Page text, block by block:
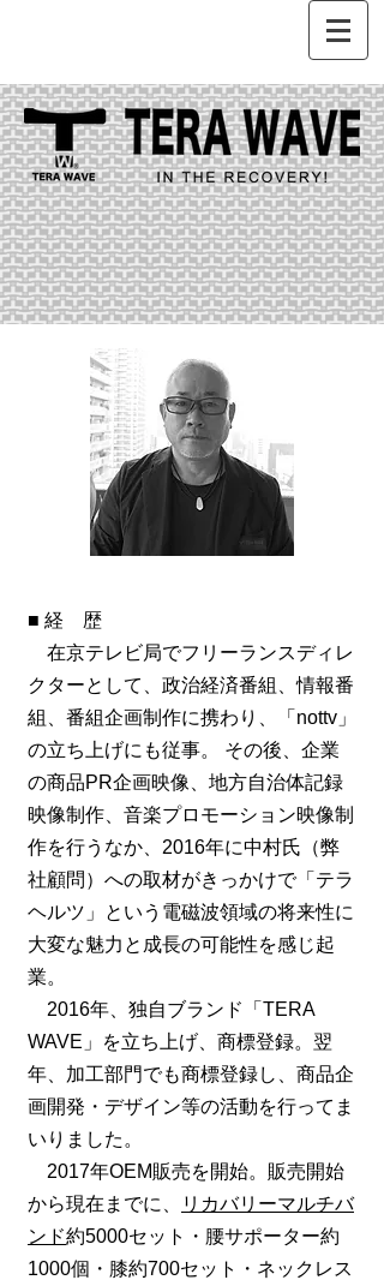
■ 経 歴
在京テレビ局でフリーランスディレ
クターとして、政治経済番組、情報番
組、番組企画制作に携わり、「nottv」
の立ち上げにも従事。 その後、企業
の商品PR企画映像、地方自治体記録
映像制作、音楽プロモーション映像制
作を行うなか、2016年に中村氏（弊
社顧問）への取材がきっかけで「 テラ
ヘルツ」という電磁波領域の将来性に
大変な魅力と成長の可能性を感じ起
業。
2016年、独自ブランド「TERA
WAVE」
を立ち上げ、商標登録。翌
年、加工部門でも商標登録し、商品企
画開発・デザイン等の活動を行ってま
いりました。
2017年OEM販売を開始。 販売開始
から現在までに、
リカバリーマルチバ
ンド約5000セット・腰サポーター約
1000個・ 膝約700セット・ネックレス